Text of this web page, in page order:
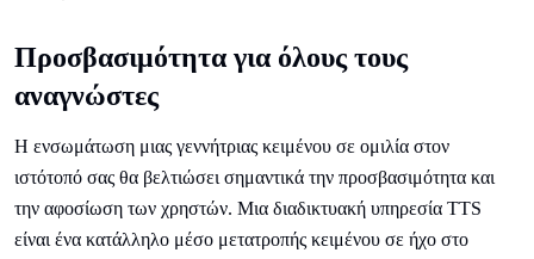
Προσβασιμότητα για όλους τους
αναγνώστες
Η ενσωμάτωση μιας γεννήτριας κειμένου σε ομιλία στον
ιστότοπό σας θα βελτιώσει σημαντικά την προσβασιμότητα και
την αφοσίωση των χρηστών. Μια διαδικτυακή υπηρεσία TTS
είναι ένα κατάλληλο μέσο μετατροπής κειμένου σε ήχο στο